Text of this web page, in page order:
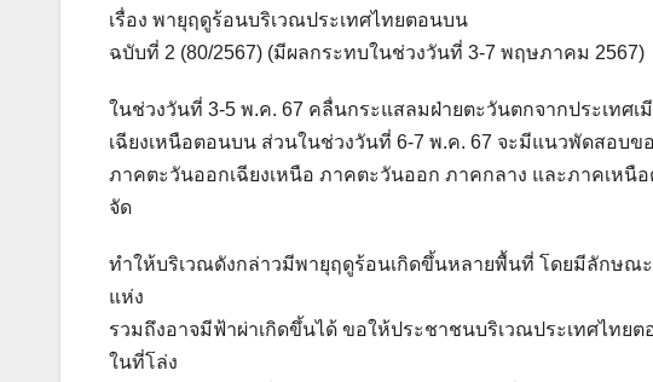
เรื่อง พายุฤดูร้อนบริเวณประเทศไทยตอนบน
ฉบับที่ 2 (80/2567) (มีผลกระทบในช่วงวันที่ 3-7 พฤษภาคม 2567)
ในช่วงวันที่ 3-5 พ.ค. 67 คลื่นกระแสลมฝ่ายตะวันตกจากประเท
เฉียงเหนือตอนบน ส่วนในช่วงวันที่ 6-7 พ.ค. 67 จะมีแนวพัดสอบ
ภาคตะวันออกเฉียงเหนือ ภาคตะวันออก ภาคกลาง และภาคเห
จัด
ทำให้บริเวณดังกล่าวมีพายุฤดูร้อนเกิดขึ้นหลายพื้นที่ โดยมีลักษณ
แห่ง
รวมถึงอาจมีฟ้าผ่าเกิดขึ้นได้ ขอให้ประชาชนบริเวณประเทศไทย
ในที่โล่ง